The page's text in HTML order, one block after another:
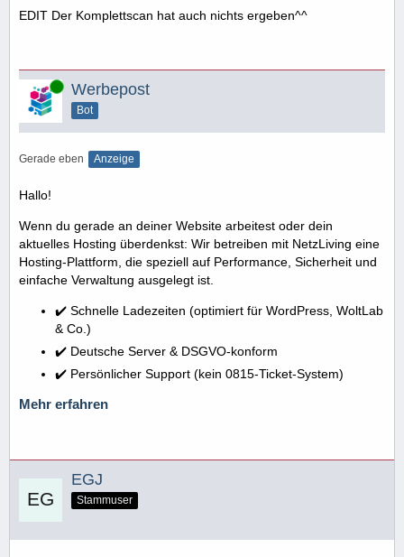
EDIT Der Komplettscan hat auch nichts ergeben^^
Online Werbepost
Bot
Gerade eben Anzeige
Hallo!
Wenn du gerade an deiner Website arbeitest oder dein
aktuelles Hosting überdenkst: Wir betreiben mit NetzLiving eine
Hosting-Plattform, die speziell auf Performance, Sicherheit und
einfache Verwaltung ausgelegt ist.
✔️ Schnelle Ladezeiten (optimiert für WordPress, WoltLab
& Co.)
✔️ Deutsche Server & DSGVO-konform
✔️ Persönlicher Support (kein 0815-Ticket-System)
Mehr erfahren
EGJ
Stammuser